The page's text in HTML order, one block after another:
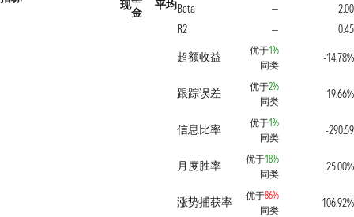
现
金
平均Beta
—
2.00
R2
—
0.45
超额收益
优于1%
同类
-14.78%
跟踪误差 优于2%
同类
19.66%
信息比率 优于1%
同类
-290.59
月度胜率 优于18%
同类
25.00%
涨势捕获率 优于86%
同类
106.92%